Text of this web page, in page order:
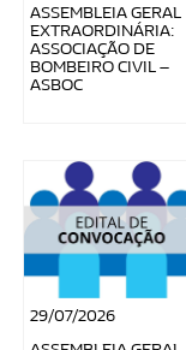
ASSEMBLEIA GERAL
EXTRAORDINÁRIA:
ASSOCIAÇÃO DE
BOMBEIRO CIVIL –
ASBOC
29/07/2026